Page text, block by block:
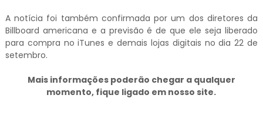
A notícia foi também confirmada por um dos diretores da
Billboard americana e a previsão é de que ele seja liberado
para compra no iTunes e demais lojas digitais no dia 22 de
setembro.
Mais informações poderão chegar a qualquer
momento, fique ligado em nosso site.